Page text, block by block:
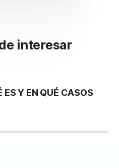
interesar
ES Y EN QUÉ CASOS